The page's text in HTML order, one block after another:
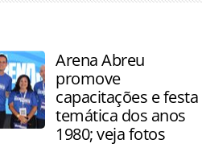
Arena Abreu
promove
capacitações e festa
temática dos anos
1980; veja fotos